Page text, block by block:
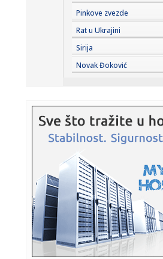
23:59:U predgrađu
osobe poginul...
23:55:ROMAŠČENKO
posebno ga je ra...
23:48: Trener Tobola: "Hteli
23:47:
23:44:"Mesi bi bio Pikaso"
23:41:Marinović nakon
svaka...
23:41:Može li ljetna
Pinkove zvezde
Rat u Ukrajini
Sirija
Novak Đoković